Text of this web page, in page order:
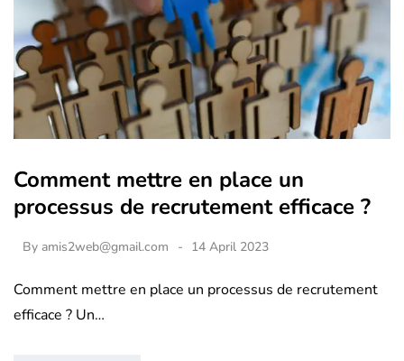
Comment mettre en place un
processus de recrutement efficace ?
By amis2web@gmail.com 14 April 2023
Comment mettre en place un processus de recrutement
efficace ? Un…